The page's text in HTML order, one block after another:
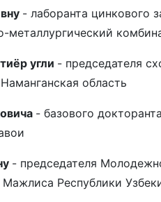
- лаборанта цинкового
угли - председателя
область
- базового
- председателя
Республики